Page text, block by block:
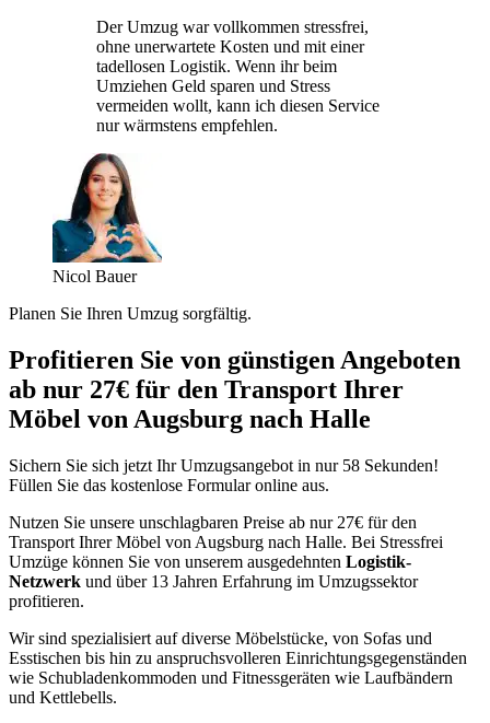
Der Umzug war vollkommen stressfrei,
ohne unerwartete Kosten und mit einer
tadellosen Logistik. Wenn ihr beim
Umziehen Geld sparen und Stress
vermeiden wollt, kann ich diesen Service
nur wärmstens empfehlen.
Nicol Bauer
Planen Sie Ihren Umzug sorgfältig.
Profitieren Sie von günstigen Angeboten
ab nur 27€ für den Transport Ihrer
Möbel von Augsburg nach Halle
Sichern Sie sich jetzt Ihr Umzugsangebot in nur 58 Sekunden!
Füllen Sie das kostenlose Formular online aus.
Nutzen Sie unsere unschlagbaren Preise ab nur 27€ für den
Transport Ihrer Möbel von Augsburg nach Halle. Bei Stressfrei
Umzüge können Sie von unserem ausgedehnten Logistik-
Netzwerk und über 13 Jahren Erfahrung im Umzugssektor
profitieren.
Wir sind spezialisiert auf diverse Möbelstücke, von Sofas und
Esstischen bis hin zu anspruchsvolleren Einrichtungsgegenständen
wie Schubladenkommoden und Fitnessgeräten wie Laufbändern
und Kettlebells.